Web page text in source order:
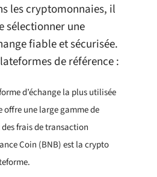
les cryptomonnaies, il
sélectionner une
fiable et sécurisée.
de référence :
d’échange la plus utilisée
offre une large gamme de
frais de transaction
Coin (BNB) est la crypto